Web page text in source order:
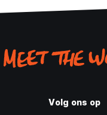
Volg ons op